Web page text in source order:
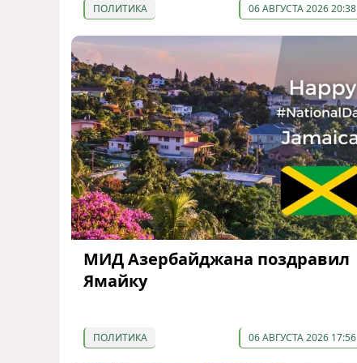
ПОЛИТИКА 06 АВГУСТА 2026 20:38
МИД Азербайджана поздравил
Ямайку
ПОЛИТИКА 06 АВГУСТА 2026 17:56